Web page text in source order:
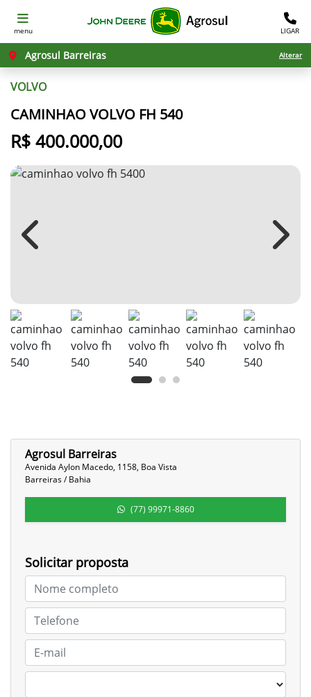
menu LIGAR
Agrosul Barreiras Alterar
VOLVO
CAMINHAO VOLVO FH 540
R$ 400.000,00
Previous Next
Agrosul Barreiras
Avenida Aylon Macedo, 1158, Boa Vista
Barreiras / Bahia
(77) 99971-8860
Solicitar proposta